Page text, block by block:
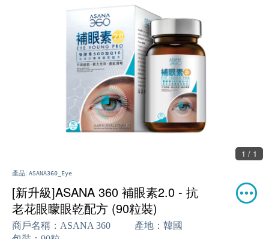
1 / 1
產品: ASANA360_Eye
[新升級]ASANA 360 補眼素2.0 - 抗
老花眼矇眼乾配方 (90粒裝)
商戶名稱： ASANA 360 產地： 韓國